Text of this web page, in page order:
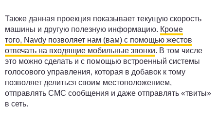
Также данная проекция показывает текущую скорость
машины и другую полезную информацию. Кроме
того, Navdy позволяет нам (вам) с помощью жестов
отвечать на входящие мобильные звонки. В том числе
это можно сделать и с помощью встроенный системы
голосового управления, которая в добавок к тому
позволяет делиться своим местоположением,
отправлять СМС сообщения и даже отправлять «твиты»
в сеть.